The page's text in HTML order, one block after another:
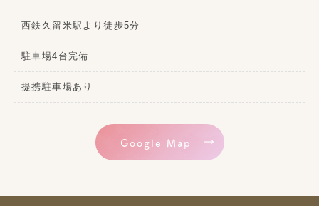
西鉄久留米駅より徒歩5分
駐車場4台完備
提携駐車場あり
Google Map